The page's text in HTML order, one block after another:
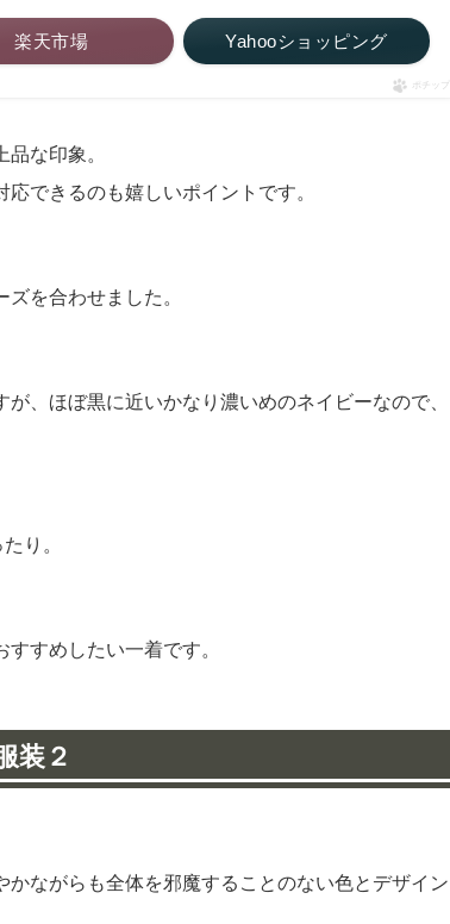
楽天市場 Yahooショッピング
ポチップ
な印象。
できるのも嬉しいポイントです。
を合わせました。
、ほぼ黒に近いかなり濃いめのネイビーなので、
り。
すめしたい一着です。
装２
ながらも全体を邪魔することのない色とデザイン